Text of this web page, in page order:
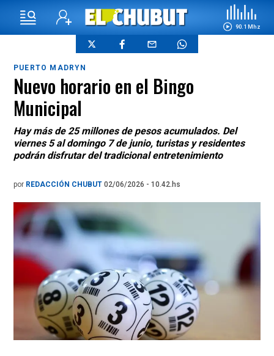
90.1 Mhz
PUERTO MADRYN
Nuevo horario en el Bingo
Municipal
Hay más de 25 millones de pesos acumulados. Del
viernes 5 al domingo 7 de junio, turistas y residentes
podrán disfrutar del tradicional entretenimiento
por REDACCIÓN CHUBUT 02/06/2026 - 10.42.hs